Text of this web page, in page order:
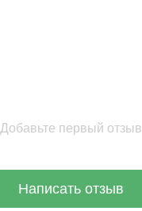
Добавьте первый отзыв
Написать отзыв